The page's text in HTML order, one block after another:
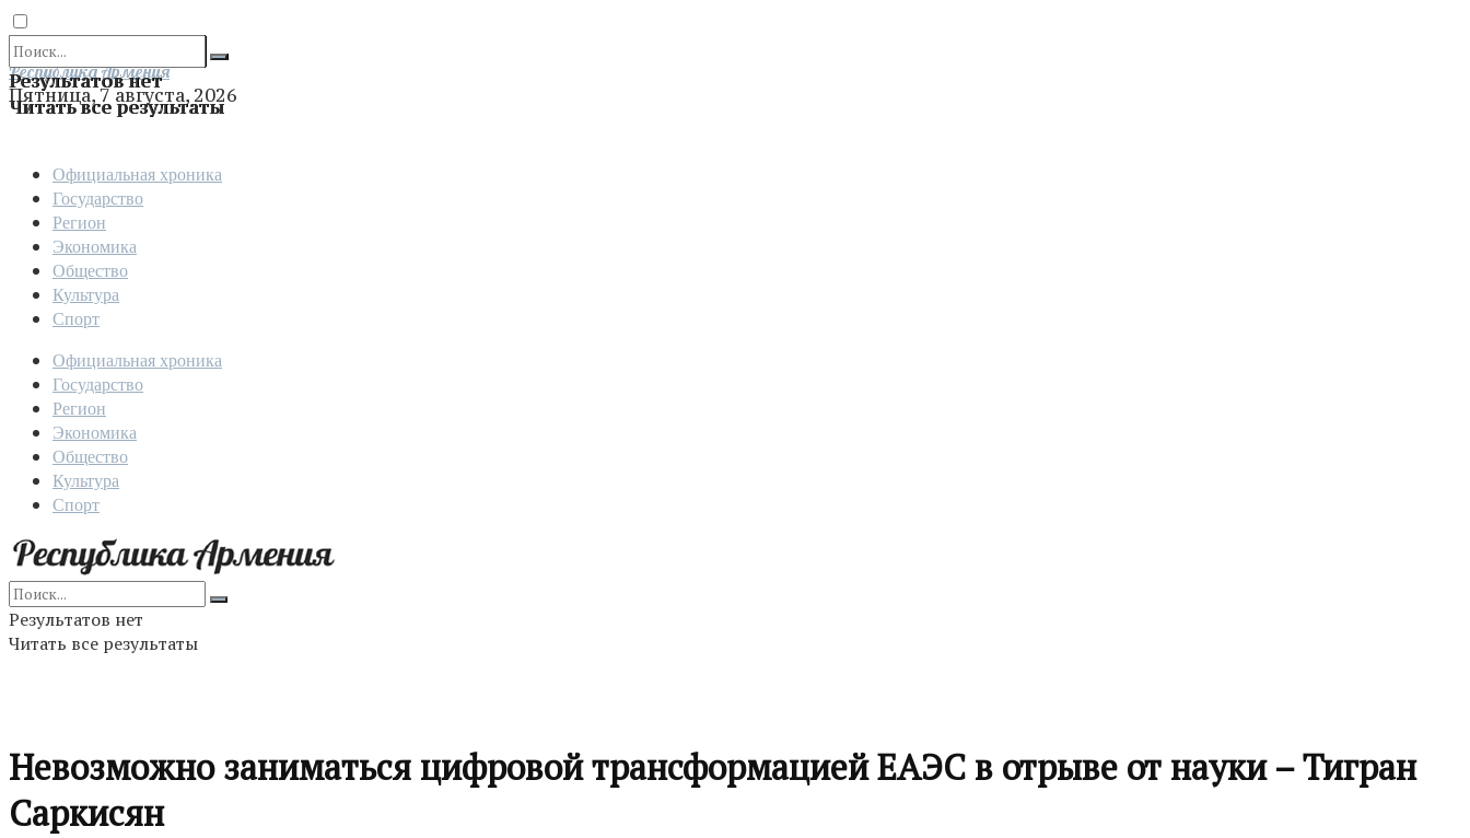
Результатов нет
Читать все результаты
Отправить
Республика Армения
Пятница, 7 августа, 2026
Официальная хроника
Государство
Регион
Экономика
Общество
Культура
Спорт
Официальная хроника
Государство
Регион
Экономика
Общество
Культура
Спорт
Результатов нет
Читать все результаты
Невозможно заниматься цифровой трансформацией ЕАЭС в отрыве от науки – Тигран
Саркисян